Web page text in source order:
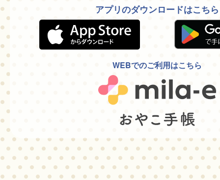
アプリのダウンロードはこちら
WEBでのご利用はこちら